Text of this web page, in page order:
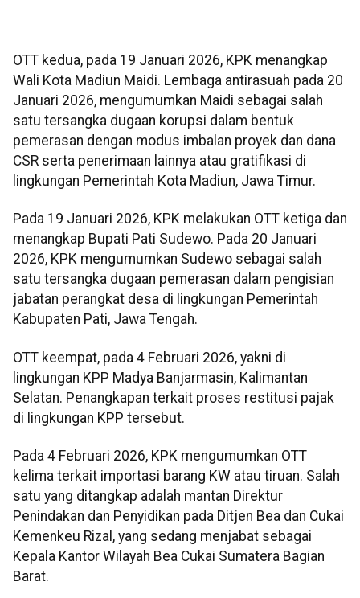
OTT kedua, pada 19 Januari 2026, KPK menangkap
Wali Kota Madiun Maidi. Lembaga antirasuah pada 20
Januari 2026, mengumumkan Maidi sebagai salah
satu tersangka dugaan korupsi dalam bentuk
pemerasan dengan modus imbalan proyek dan dana
CSR serta penerimaan lainnya atau gratifikasi di
lingkungan Pemerintah Kota Madiun, Jawa Timur.
Pada 19 Januari 2026, KPK melakukan OTT ketiga dan
menangkap Bupati Pati Sudewo. Pada 20 Januari
2026, KPK mengumumkan Sudewo sebagai salah
satu tersangka dugaan pemerasan dalam pengisian
jabatan perangkat desa di lingkungan Pemerintah
Kabupaten Pati, Jawa Tengah.
OTT keempat, pada 4 Februari 2026, yakni di
lingkungan KPP Madya Banjarmasin, Kalimantan
Selatan. Penangkapan terkait proses restitusi pajak
di lingkungan KPP tersebut.
Pada 4 Februari 2026, KPK mengumumkan OTT
kelima terkait importasi barang KW atau tiruan. Salah
satu yang ditangkap adalah mantan Direktur
Penindakan dan Penyidikan pada Ditjen Bea dan Cukai
Kemenkeu Rizal, yang sedang menjabat sebagai
Kepala Kantor Wilayah Bea Cukai Sumatera Bagian
Barat.